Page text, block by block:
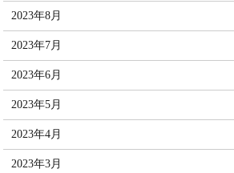
2023年8月
2023年7月
2023年6月
2023年5月
2023年4月
2023年3月